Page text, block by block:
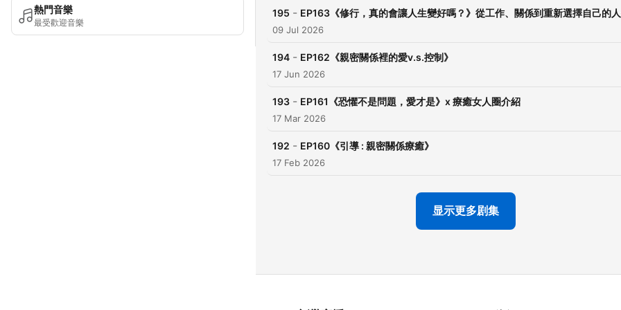
熱門音樂
最受歡迎音樂
→ https://shanti.blog/one-
hello@shanti.blog -- Hosting
195 - EP163《修行，真的會讓人生變好嗎？》從工作、關係到重新選擇自己的
09 Jul 2026
194 - EP162《親密關係裡的愛v.s.控制》
17 Jun 2026
193 - EP161《恐懼不是問題，愛才是》x 療癒女人圈介紹
17 Mar 2026
192 - EP160《引導 : 親密關係療癒》
17 Feb 2026
显示更多剧集